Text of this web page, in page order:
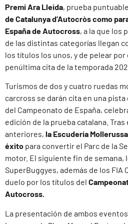
Premi Ara Lleida, prueba
de Catalunya d’Autocròs como
España de Autocross, a la que los
de las distintas categorías llegan
los títulos los unos, y de pelear
penúltima cita de la temporada
Turismos de dos y cuatro ruedas
carcross se darán cita en una
del Campeonato de España,
edición de la prueba catalana.
anteriores, la Escuderia
éxito para convertir el Parc de la
motor. El siguiente fin de semana,
SuperBuggyes, además de los FIA
duelo por los títulos del
Autocross.
La presentación de ambos